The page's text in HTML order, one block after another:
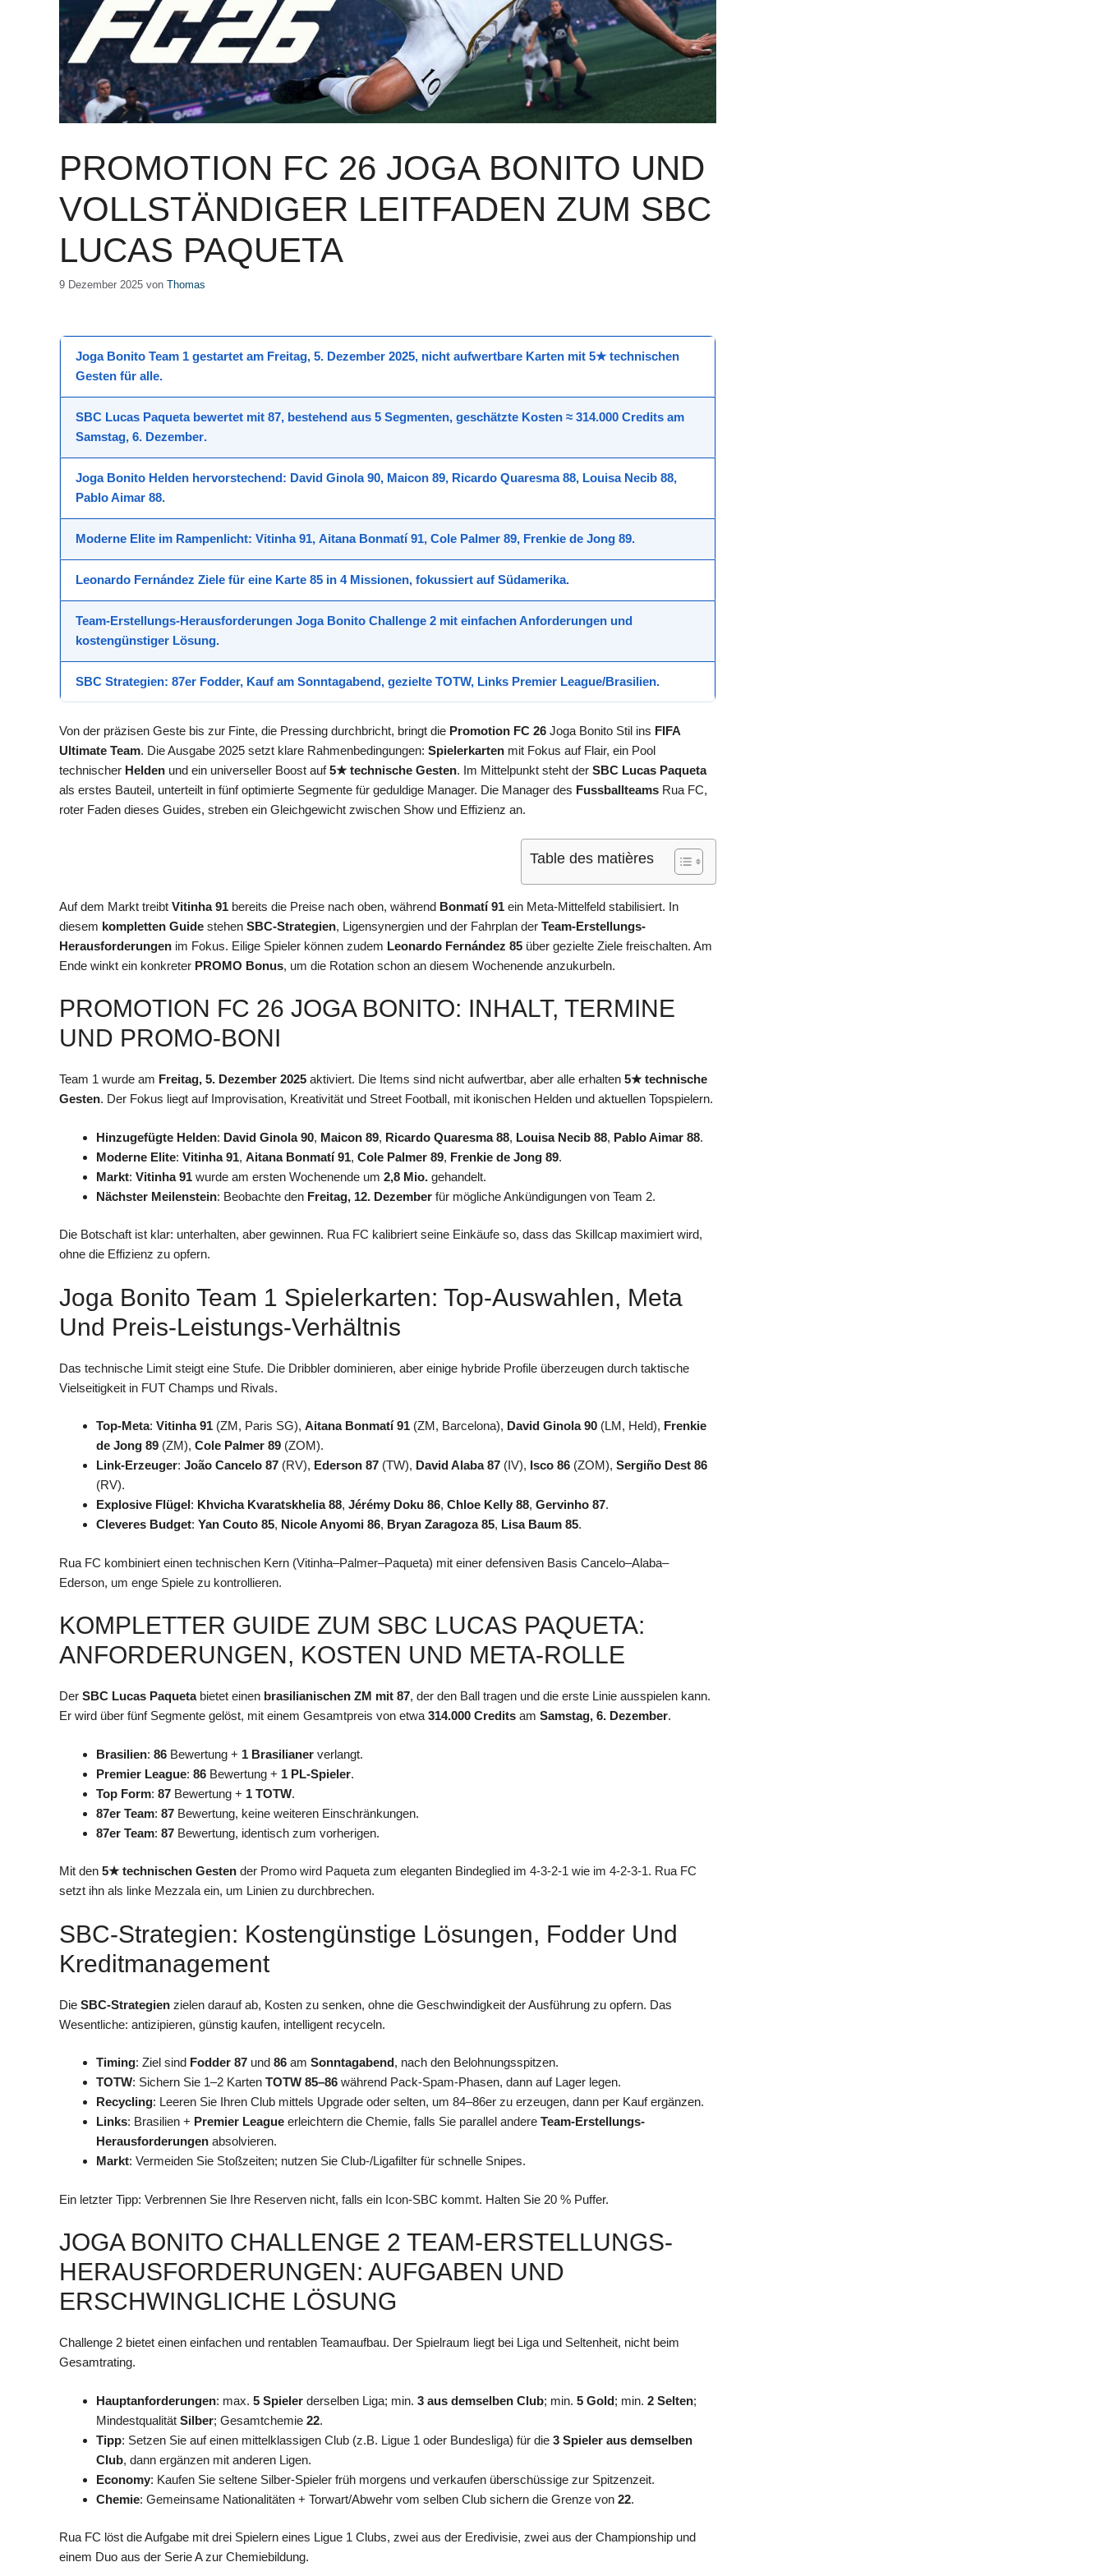
PROMOTION FC 26 JOGA BONITO UND
VOLLSTÄNDIGER LEITFADEN ZUM SBC
LUCAS PAQUETA
9 Dezember 2025 von Thomas
Joga Bonito Team 1 gestartet am Freitag, 5. Dezember 2025, nicht aufwertbare Karten mit 5★ technischen
Gesten für alle.
SBC Lucas Paquetabewertet mit 87, bestehend aus 5 Segmenten, geschätzte Kosten ≈ 314.000 Credits am
Samstag, 6. Dezember.
Joga Bonito Helden hervorstechend: David Ginola 90, Maicon 89, Ricardo Quaresma 88, Louisa Necib 88,
Pablo Aimar 88.
Moderne Elite im Rampenlicht: Vitinha 91, Aitana Bonmatí 91, Cole Palmer 89, Frenkie de Jong 89.
Leonardo Fernández Ziele für eine Karte 85 in 4 Missionen, fokussiert auf Südamerika.
Team-Erstellungs-Herausforderungen Joga Bonito Challenge 2 mit einfachen Anforderungen und
kostengünstiger Lösung.
SBC Strategien: 87er Fodder, Kauf am Sonntagabend, gezielte TOTW, Links Premier League/Brasilien.
Von der präzisen Geste bis zur Finte, die Pressing durchbricht, bringt die Promotion FC 26 Joga Bonito Stil ins FIFA
Ultimate Team. Die Ausgabe 2025 setzt klare Rahmenbedingungen: Spielerkarten mit Fokus auf Flair, ein Pool
technischer Helden und ein universeller Boost auf5★ technische Gesten. Im Mittelpunkt steht der SBC Lucas Paqueta
als erstes Bauteil, unterteilt in fünf optimierte Segmente für geduldige Manager. Die Manager des Fussballteams Rua FC,
roter Faden dieses Guides, streben ein Gleichgewicht zwischen Show und Effizienz an.
Table des matières
Auf dem Markt treibt Vitinha 91 bereits die Preise nach oben, während Bonmatí 91 ein Meta-Mittelfeld stabilisiert. In
diesem kompletten Guide stehen SBC-Strategien, Ligensynergien und der Fahrplan der Team-Erstellungs-
Herausforderungen im Fokus. Eilige Spieler können zudem Leonardo Fernández 85 über gezielte Ziele freischalten. Am
Ende winkt ein konkreter PROMO Bonus, um die Rotation schon an diesem Wochenende anzukurbeln.
PROMOTION FC 26 JOGA BONITO: INHALT, TERMINE
UND PROMO-BONI
Team 1 wurde am Freitag, 5. Dezember 2025 aktiviert. Die Items sind nicht aufwertbar, aber alle erhalten 5★ technische
Gesten. Der Fokus liegt auf Improvisation, Kreativität und Street Football, mit ikonischen Helden und aktuellen Topspielern.
Hinzugefügte Helden: David Ginola 90, Maicon 89, Ricardo Quaresma 88, Louisa Necib 88, Pablo Aimar 88.
Moderne Elite: Vitinha 91, Aitana Bonmatí 91, Cole Palmer 89, Frenkie de Jong 89.
Markt: Vitinha 91 wurde am ersten Wochenende um 2,8 Mio. gehandelt.
Nächster Meilenstein: Beobachte den Freitag, 12. Dezember für mögliche Ankündigungen von Team 2.
Die Botschaft ist klar: unterhalten, aber gewinnen. Rua FC kalibriert seine Einkäufe so, dass das Skillcap maximiert wird,
ohne die Effizienz zu opfern.
Joga Bonito Team 1 Spielerkarten: Top-Auswahlen, Meta
Und Preis-Leistungs-Verhältnis
Das technische Limit steigt eine Stufe. Die Dribbler dominieren, aber einige hybride Profile überzeugen durch taktische
Vielseitigkeit in FUT Champs und Rivals.
Top-Meta: Vitinha 91 (ZM, Paris SG), Aitana Bonmatí 91 (ZM, Barcelona), David Ginola 90 (LM, Held), Frenkie
de Jong 89 (ZM), Cole Palmer 89 (ZOM).
Link-Erzeuger: João Cancelo 87 (RV), Ederson 87 (TW), David Alaba 87 (IV), Isco 86 (ZOM), Sergiño Dest 86
(RV).
Explosive Flügel: Khvicha Kvaratskhelia 88, Jérémy Doku 86, Chloe Kelly 88, Gervinho 87.
Cleveres Budget: Yan Couto 85, Nicole Anyomi 86, Bryan Zaragoza 85, Lisa Baum 85.
Rua FC kombiniert einen technischen Kern (Vitinha–Palmer–Paqueta) mit einer defensiven Basis Cancelo–Alaba–
Ederson, um enge Spiele zu kontrollieren.
KOMPLETTER GUIDE ZUM SBC LUCAS PAQUETA:
ANFORDERUNGEN, KOSTEN UND META-ROLLE
Der SBC Lucas Paquetabietet einen brasilianischen ZM mit 87, der den Ball tragen und die erste Linie ausspielen kann.
Er wird über fünf Segmente gelöst, mit einem Gesamtpreis von etwa 314.000 Credits am Samstag, 6. Dezember.
Brasilien: 86 Bewertung + 1 Brasilianer verlangt.
Premier League: 86 Bewertung + 1 PL-Spieler.
Top Form: 87 Bewertung + 1 TOTW.
87er Team: 87 Bewertung, keine weiteren Einschränkungen.
87er Team: 87 Bewertung, identisch zum vorherigen.
Mit den 5★ technischen Gesten der Promo wird Paqueta zum eleganten Bindeglied im 4-3-2-1 wie im 4-2-3-1. Rua FC
setzt ihn als linke Mezzala ein, um Linien zu durchbrechen.
SBC-Strategien: Kostengünstige Lösungen, Fodder Und
Kreditmanagement
Die SBC-Strategien zielen darauf ab, Kosten zu senken, ohne die Geschwindigkeit der Ausführung zu opfern. Das
Wesentliche: antizipieren, günstig kaufen, intelligent recyceln.
Timing: Ziel sind Fodder 87 und 86 am Sonntagabend, nach den Belohnungsspitzen.
TOTW: Sichern Sie 1–2 Karten TOTW 85–86 während Pack-Spam-Phasen, dann auf Lager legen.
Recycling: Leeren Sie Ihren Club mittels Upgrade oder selten, um 84–86er zu erzeugen, dann per Kauf ergänzen.
Links: Brasilien + Premier League erleichtern die Chemie, falls Sie parallel andere Team-Erstellungs-
Herausforderungen absolvieren.
Markt: Vermeiden Sie Stoßzeiten; nutzen Sie Club-/Ligafilter für schnelle Snipes.
Ein letzter Tipp: Verbrennen Sie Ihre Reserven nicht, falls ein Icon-SBC kommt. Halten Sie 20 % Puffer.
JOGA BONITO CHALLENGE 2 TEAM-ERSTELLUNGS-
HERAUSFORDERUNGEN: AUFGABEN UND
ERSCHWINGLICHE LÖSUNG
Challenge 2 bietet einen einfachen und rentablen Teamaufbau. Der Spielraum liegt bei Liga und Seltenheit, nicht beim
Gesamtrating.
Hauptanforderungen: max. 5 Spieler derselben Liga; min. 3 aus demselben Club; min. 5 Gold; min. 2 Selten;
Mindestqualität Silber; Gesamtchemie 22.
Tipp: Setzen Sie auf einen mittelklassigen Club (z.B. Ligue 1 oder Bundesliga) für die 3 Spieler aus demselben
Club, dann ergänzen mit anderen Ligen.
Economy: Kaufen Sie seltene Silber-Spieler früh morgens und verkaufen überschüssige zur Spitzenzeit.
Chemie: Gemeinsame Nationalitäten + Torwart/Abwehr vom selben Club sichern die Grenze von 22.
Rua FC löst die Aufgabe mit drei Spielern eines Ligue 1 Clubs, zwei aus der Eredivisie, zwei aus der Championship und
einem Duo aus der Serie A zur Chemiebildung.